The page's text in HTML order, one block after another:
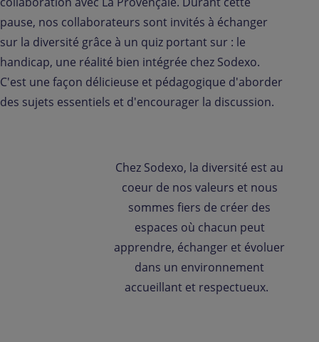
pause, nos collaborateurs sont invités à échanger
sur la diversité grâce à un quiz portant sur : le
handicap, une réalité bien intégrée chez Sodexo.
C'est une façon délicieuse et pédagogique d'aborder
des sujets essentiels et d'encourager la discussion.
Chez Sodexo, la diversité est au
coeur de nos valeurs et nous
sommes fiers de créer des
espaces où chacun peut
apprendre, échanger et évoluer
dans un environnement
accueillant et respectueux.